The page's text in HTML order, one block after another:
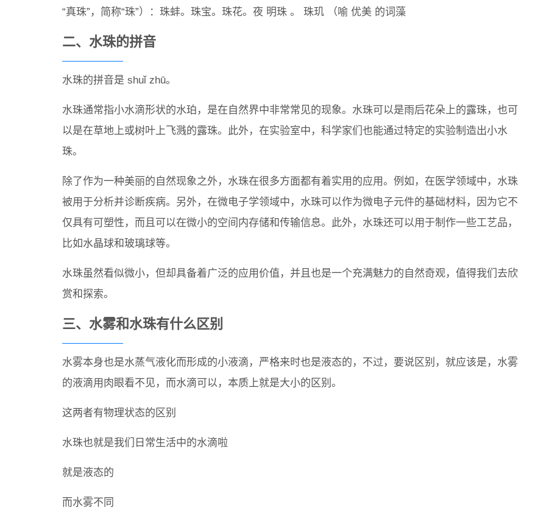
“真珠”，简称“珠”）：珠蚌。珠宝。珠花。夜 明珠 。 珠玑 （喻 优美 的词藻
二、水珠的拼音
水珠的拼音是 shuǐ zhū。
水珠通常指小水滴形状的水珀，是在自然界中非常常见的现象。水珠可以是雨后花朵上的露珠，也可
以是在草地上或树叶上飞溅的露珠。此外，在实验室中，科学家们也能通过特定的实验制造出小水
珠。
除了作为一种美丽的自然现象之外，水珠在很多方面都有着实用的应用。例如，在医学领域中，水珠
被用于分析并诊断疾病。另外，在微电子学领域中，水珠可以作为微电子元件的基础材料，因为它不
仅具有可塑性，而且可以在微小的空间内存储和传输信息。此外，水珠还可以用于制作一些工艺品，
比如水晶球和玻璃球等。
水珠虽然看似微小，但却具备着广泛的应用价值，并且也是一个充满魅力的自然奇观，值得我们去欣
赏和探索。
三、水雾和水珠有什么区别
水雾本身也是水蒸气液化而形成的小液滴，严格来时也是液态的，不过，要说区别，就应该是，水雾
的液滴用肉眼看不见，而水滴可以，本质上就是大小的区别。
这两者有物理状态的区别
水珠也就是我们日常生活中的水滴啦
就是液态的
而水雾不同